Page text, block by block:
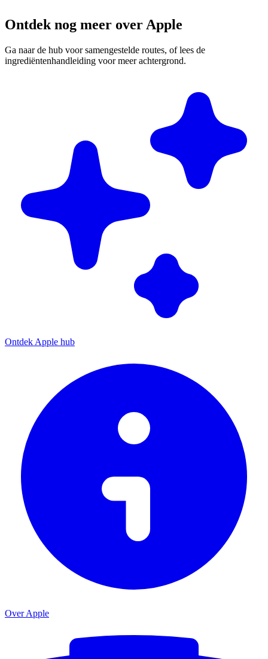
Ontdek nog meer over Apple
Ga naar de hub voor samengestelde routes, of lees de
ingrediëntenhandleiding voor meer achtergrond.
Ontdek Apple hub
Over Apple